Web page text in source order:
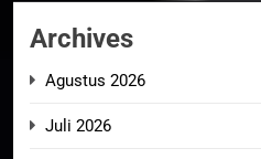
Archives
Agustus 2026
Juli 2026